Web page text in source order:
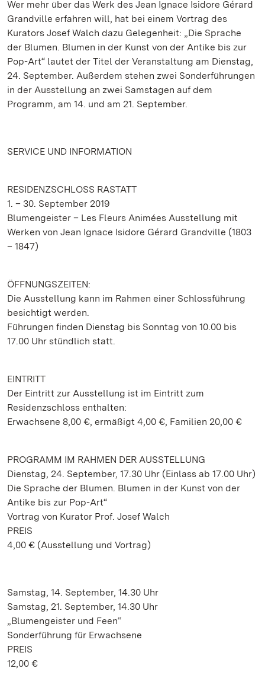
Wer mehr über das Werk des Jean Ignace Isidore Gérard
Grandville erfahren will, hat bei einem Vortrag des
Kurators Josef Walch dazu Gelegenheit: „Die Sprache
der Blumen. Blumen in der Kunst von der Antike bis zur
Pop-Art“ lautet der Titel der Veranstaltung am Dienstag,
24. September. Außerdem stehen zwei Sonderführungen
in der Ausstellung an zwei Samstagen auf dem
Programm, am 14. und am 21. September.
SERVICE UND INFORMATION
RESIDENZSCHLOSS RASTATT
1. – 30. September 2019
Blumengeister – Les Fleurs Animées Ausstellung mit
Werken von Jean Ignace Isidore Gérard Grandville (1803
– 1847)
ÖFFNUNGSZEITEN:
Die Ausstellung kann im Rahmen einer Schlossführung
besichtigt werden.
Führungen finden Dienstag bis Sonntag von 10.00 bis
17.00 Uhr stündlich statt.
EINTRITT
Der Eintritt zur Ausstellung ist im Eintritt zum
Residenzschloss enthalten:
Erwachsene 8,00 €, ermäßigt 4,00 €, Familien 20,00 €
PROGRAMM IM RAHMEN DER AUSSTELLUNG
Dienstag, 24. September, 17.30 Uhr (Einlass ab 17.00 Uhr)
Die Sprache der Blumen. Blumen in der Kunst von der
Antike bis zur Pop-Art“
Vortrag von Kurator Prof. Josef Walch
PREIS
4,00 € (Ausstellung und Vortrag)
Samstag, 14. September, 14.30 Uhr
Samstag, 21. September, 14.30 Uhr
„Blumengeister und Feen“
Sonderführung für Erwachsene
PREIS
12,00 €